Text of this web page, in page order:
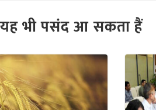
भी पसंद आ सकता हैं